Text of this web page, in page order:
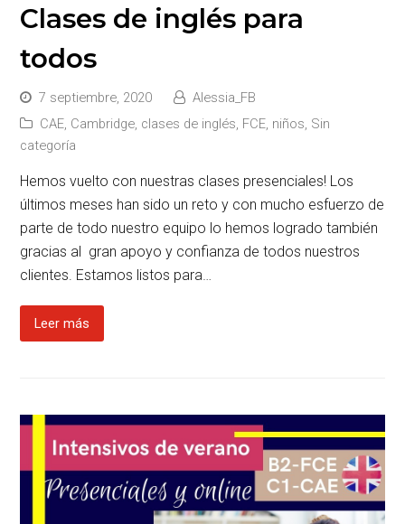
Clases de inglés para
todos
7 septiembre, 2020
Alessia_FB
CAE, Cambridge, clases de inglés, FCE, niños, Sin
categoría
Hemos vuelto con nuestras clases presenciales! Los
últimos meses han sido un reto y con mucho esfuerzo de
parte de todo nuestro equipo lo hemos logrado también
gracias al gran apoyo y confianza de todos nuestros
clientes. Estamos listos para…
Leer más